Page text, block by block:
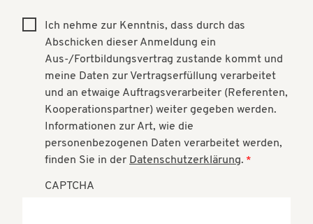
Ich nehme zur Kenntnis, dass durch das
Abschicken dieser Anmeldung ein
Aus-/Fortbildungsvertrag zustande kommt und
meine Daten zur Vertragserfüllung verarbeitet
und an etwaige Auftragsverarbeiter (Referenten,
Kooperationspartner) weiter gegeben werden.
Informationen zur Art, wie die
personenbezogenen Daten verarbeitet werden,
finden Sie in der Datenschutzerklärung.
CAPTCHA